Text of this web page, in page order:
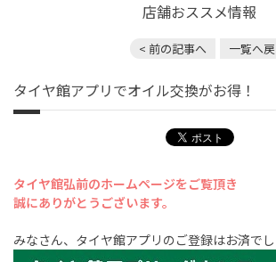
店舗おススメ情報
< 前の記事へ 一覧へ
タイヤ館アプリでオイル交換がお得！
タイヤ館弘前のホームページをご覧頂き
誠にありがとうございます。
みなさん、タイヤ館アプリのご登録はお済で